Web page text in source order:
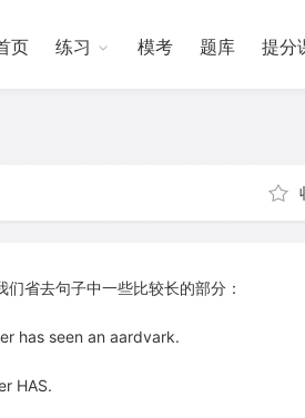
页 练习 模考 题库 提分
省去句子中一些比较长的部分：
has seen an aardvark.
HAS.